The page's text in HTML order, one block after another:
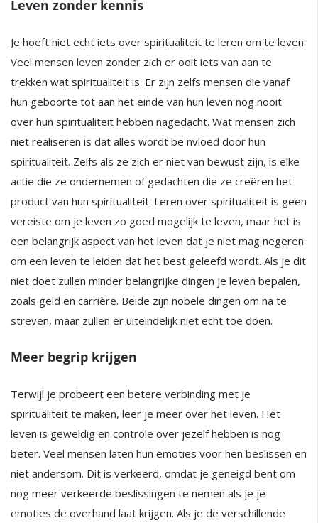
Leven zonder kennis
Je hoeft niet echt iets over spiritualiteit te leren om te leven.
Veel mensen leven zonder zich er ooit iets van aan te
trekken wat spiritualiteit is. Er zijn zelfs mensen die vanaf
hun geboorte tot aan het einde van hun leven nog nooit
over hun spiritualiteit hebben nagedacht. Wat mensen zich
niet realiseren is dat alles wordt beïnvloed door hun
spiritualiteit. Zelfs als ze zich er niet van bewust zijn, is elke
actie die ze ondernemen of gedachten die ze creëren het
product van hun spiritualiteit. Leren over spiritualiteit is geen
vereiste om je leven zo goed mogelijk te leven, maar het is
een belangrijk aspect van het leven dat je niet mag negeren
om een leven te leiden dat het best geleefd wordt. Als je dit
niet doet zullen minder belangrijke dingen je leven bepalen,
zoals geld en carrière. Beide zijn nobele dingen om na te
streven, maar zullen er uiteindelijk niet echt toe doen.
Meer begrip krijgen
Terwijl je probeert een betere verbinding met je
spiritualiteit te maken, leer je meer over het leven. Het
leven is geweldig en controle over jezelf hebben is nog
beter. Veel mensen laten hun emoties voor hen beslissen en
niet andersom. Dit is verkeerd, omdat je geneigd bent om
nog meer verkeerde beslissingen te nemen als je je
emoties de overhand laat krijgen. Als je de verschillende